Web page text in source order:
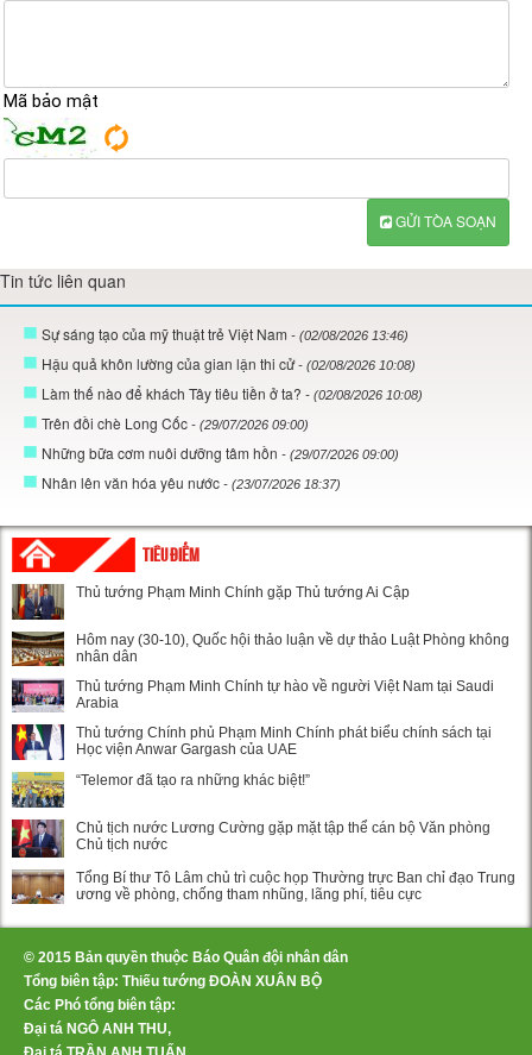
Mã bảo mật
GỬI TÒA SOẠN
Tin tức liên quan
Sự sáng tạo của mỹ thuật trẻ Việt Nam - (02/08/2026 13:46)
Hậu quả khôn lường của gian lận thi cử- (02/08/2026 10:08)
Làm thế nào để khách Tây tiêu tiền ở ta? - (02/08/2026 10:08)
Trên đồi chè Long Cốc - (29/07/2026 09:00)
Những bữa cơm nuôi dưỡng tâm hồn - (29/07/2026 09:00)
Nhân lên văn hóa yêu nước - (23/07/2026 18:37)
TIÊU ĐIỂM
Thủ tướng Phạm Minh Chính gặp Thủ tướng Ai Cập
Hôm nay (30-10), Quốc hội thảo luận về dự thảo Luật Phòng không
nhân dân
Thủ tướng Phạm Minh Chính tự hào về người Việt Nam tại Saudi
Arabia
Thủ tướng Chính phủ Phạm Minh Chính phát biểu chính sách tại
Học viện Anwar Gargash của UAE
“Telemor đã tạo ra những khác biệt!”
Chủ tịch nước Lương Cường gặp mặt tập thể cán bộ Văn phòng
Chủ tịch nước
Tổng Bí thư Tô Lâm chủ trì cuộc họp Thường trực Ban chỉ đạo Trung
ương về phòng, chống tham nhũng, lãng phí, tiêu cực
© 2015 Bản quyền thuộc Báo Quân đội nhân dân
Tổng biên tập: Thiếu tướng ĐOÀN XUÂN BỘ
Các Phó tổng biên tập:
Đại tá NGÔ ANH THU,